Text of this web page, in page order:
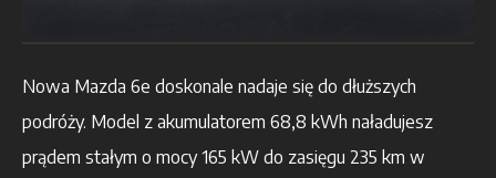
Nowa Mazda 6e doskonale nadaje się do dłuższych
podróży. Model z akumulatorem 68,8 kWh naładujesz
prądem stałym o mocy 165 kW do zasięgu 235 km w